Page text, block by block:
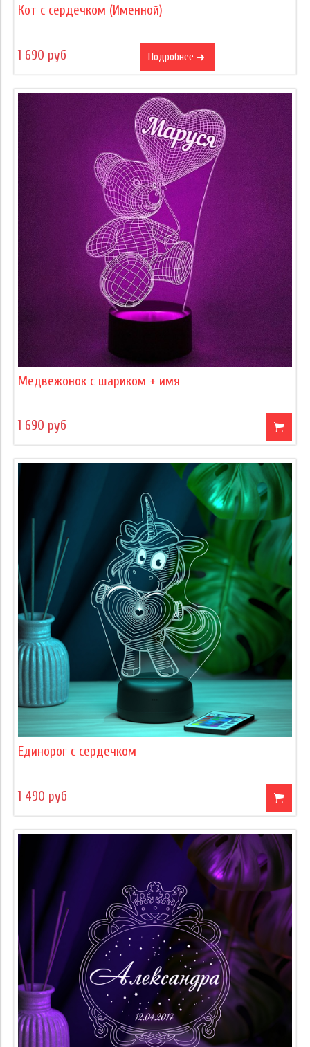
Кот с сердечком (Именной)
1 690 руб Подробнее
Медвежонок с шариком + имя
1 690 руб
Единорог с сердечком
1 490 руб